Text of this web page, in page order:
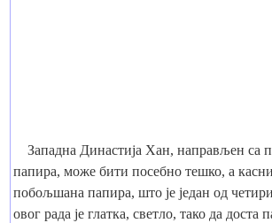
Западна Династија Хан, направљен са
папира, може бити посебно тешко, а
побољшана папира, што је један од
овог рада је глатка, светло, тако да доста